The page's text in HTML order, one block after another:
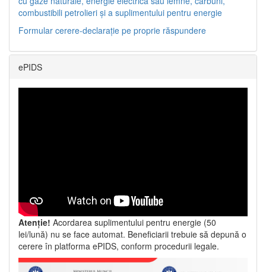
combustibili petrolieri și a suplimentului pentru energie
Formular cerere-declarație pe proprie răspundere
ePIDS
Atenție! Acordarea suplimentului pentru energie (50
lei/lună) nu se face automat. Beneficiarii trebuie să depună o
cerere în platforma ePIDS, conform procedurii legale.